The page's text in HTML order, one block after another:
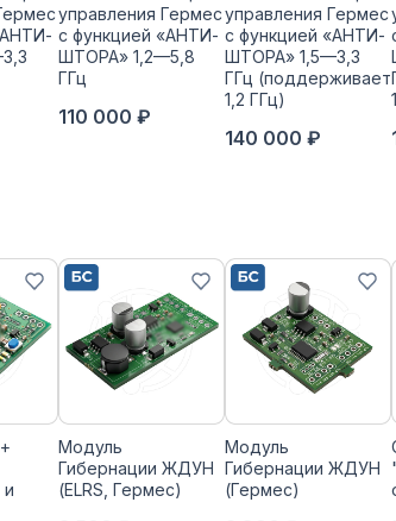
управления Гермес
с функцией «АНТИ-
ШТОРА» 1,2—5,8
ГГц
110 000 ₽
управления Гермес
с функцией «АНТИ-
ШТОРА» 1,5—3,3
ГГц (поддерживает
1,2 ГГц)
140 000 ₽
и
Модуль
Гибернации ЖДУН
(ELRS, Гермес)
Модуль
Гибернации ЖДУН
(Гермес)